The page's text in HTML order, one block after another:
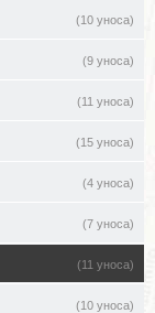
(10 уноса)
(9 уноса)
(11 уноса)
(15 уноса)
(4 уноса)
(7 уноса)
(11 уноса)
(10 уноса)